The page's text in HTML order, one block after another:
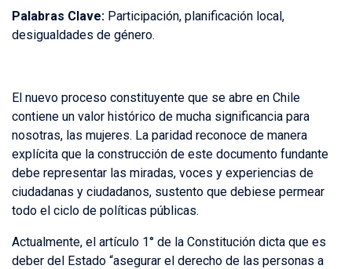
Palabras Clave: Participación, planificación local,
desigualdades de género.
El nuevo proceso constituyente que se abre en Chile
contiene un valor histórico de mucha significancia para
nosotras, las mujeres. La paridad reconoce de manera
explícita que la construcción de este documento fundante
debe representar las miradas, voces y experiencias de
ciudadanas y ciudadanos, sustento que debiese permear
todo el ciclo de políticas públicas.
Actualmente, el artículo 1° de la Constitución dicta que es
deber del Estado “asegurar el derecho de las personas a